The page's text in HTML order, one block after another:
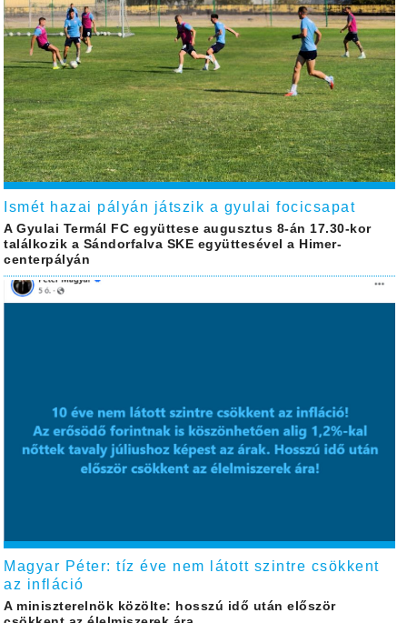
Ismét hazai pályán játszik a gyulai focicsapat
A Gyulai Termál FC együttese augusztus 8-án 17.30-kor
találkozik a Sándorfalva SKE együttesével a Himer-
centerpályán
Magyar Péter: tíz éve nem látott szintre csökkent
az infláció
A miniszterelnök közölte: hosszú idő után először